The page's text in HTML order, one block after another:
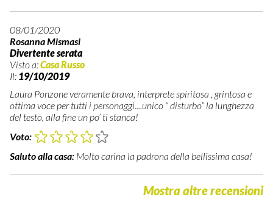
08/01/2020
Rosanna Mismasi
Divertente serata
Visto a:Casa Russo
Il: 19/10/2019
Laura Ponzone veramente brava, interprete spiritosa , grintosa e
ottima voce per tutti i personaggi....unico “ disturbo” la lunghezza
del testo, alla fine un po’ ti stanca!
Voto:
Saluto alla casa: Molto carina la padrona della bellissima casa!
Mostra altre recensioni